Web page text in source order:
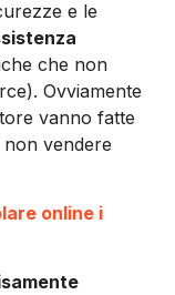
e le
che non
Ovviamente
vanno fatte
vendere
online i